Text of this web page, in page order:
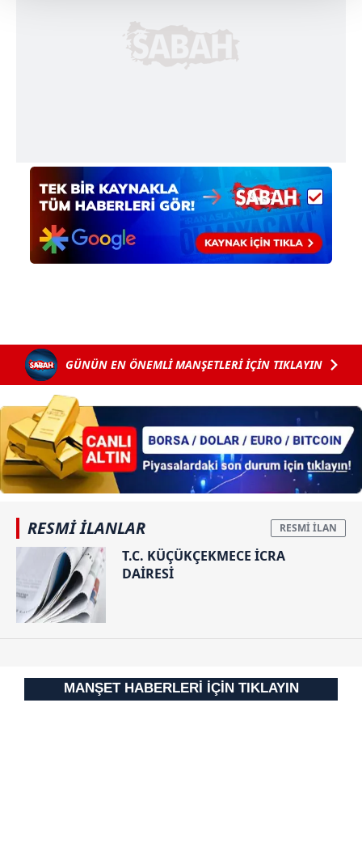
takdirde, kullanıcılara hedefli reklamlar
toplumu hizmetlerinin sunulması amacıyla
kullanılmaktadır. Diğer çerezler, sitemizin daha işlevsel
kılınması ve kişiselleştirilmesi ve sizlere yönelik
reklam/pazarlama faaliyetlerinin yapılması, amaçlarıyla
sınırlı olarak açık rızanız dahilinde kullanılacaktır.
Metnimiziziyaret edebilirsiniz.
6698 sayılı Kişisel Verilerin Korunması Kanunu uyarınca
hazırlanmış Aydınlatma Metnimizi okumak ve sitemizde
ilgili mevzuata uygun olarak kullanılan çerezlerle ilgili bilgi
almak için lütfentıklayınız.
GÜNÜN EN ÖNEMLİ MANŞETLERİ İÇİN TIKLAYIN
RESMİ İLANLAR
T.C. KÜÇÜKÇEKMECE İCRA
DAİRESİ
MANŞET HABERLERİ İÇİN TIKLAYIN